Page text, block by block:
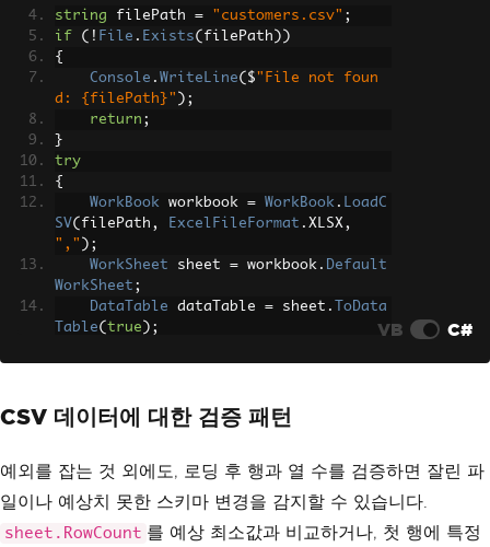
string filePath = "customers.csv" ;
if
(! File . Exists( filePath ))
{
Console . WriteLine( $ "File not foun
d: {filePath}" );
return ;
}
try
{
WorkBook workbook = WorkBook . LoadC
SV( filePath , ExcelFileFormat . XLSX,
"," );
WorkSheet sheet = workbook . Default
WorkSheet ;
DataTable dataTable = sheet .
ToData
Table( true );
}
catch
(IronXL .Exceptions. IronXLExcepti
{
Console
WriteLine( $"IronXL parsing
error: {ex.Message}" );
}
VB C#
CSV 데이터에 대한 검증 패턴
예외를 잡는 것 외에도, 로딩 후 행과 열 수를 검증하면 잘린 파
일이나 예상치 못한 스키마 변경을 감지할 수 있습니다.
sheet.RowCount 를 예상 최소값과 비교하거나, 첫 행에 특정